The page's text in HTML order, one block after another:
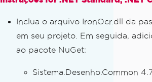
Inclua o arquivo IronOcr.dll da
em seu projeto. Em seguida,
ao pacote NuGet:
Sistema.Desenho.Common